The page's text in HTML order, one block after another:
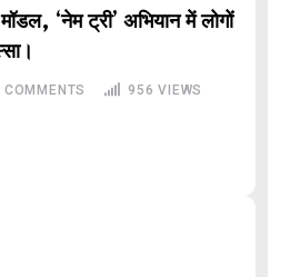
मॉडल, ‘नेम ट्री’ अभियान में लोगों
COMMENTS 956 VIEWS